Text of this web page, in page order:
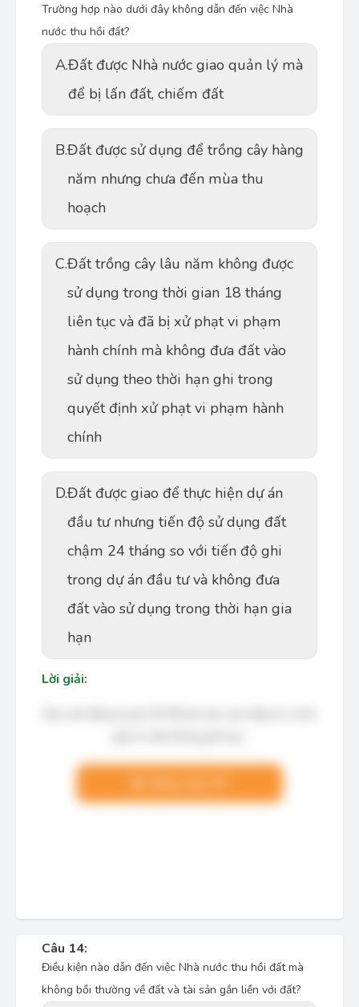
Trường hợp nào dưới đây không dẫn đến việc Nhà
nước thu hồi đất?
A.Đất được Nhà nước giao quản lý mà
để bị lấn đất, chiếm đất
B.Đất được sử dụng để trồng cây hàng
năm nhưng chưa đến mùa thu
hoạch
C.Đất trồng cây lâu năm không được
sử dụng trong thời gian 18 tháng
liên tục và đã bị xử phạt vi phạm
hành chính mà không đưa đất vào
sử dụng theo thời hạn ghi trong
quyết định xử phạt vi phạm hành
chính
D.Đất được giao để thực hiện dự án
đầu tư nhưng tiến độ sử dụng đất
chậm 24 tháng so với tiến độ ghi
trong dự án đầu tư và không đưa
đất vào sử dụng trong thời hạn gia
hạn
Lời giải:
Câu 14:
Điều kiện nào dẫn đến việc Nhà nước thu hồi đất mà
không bồi thường về đất và tài sản gắn liền với đất?